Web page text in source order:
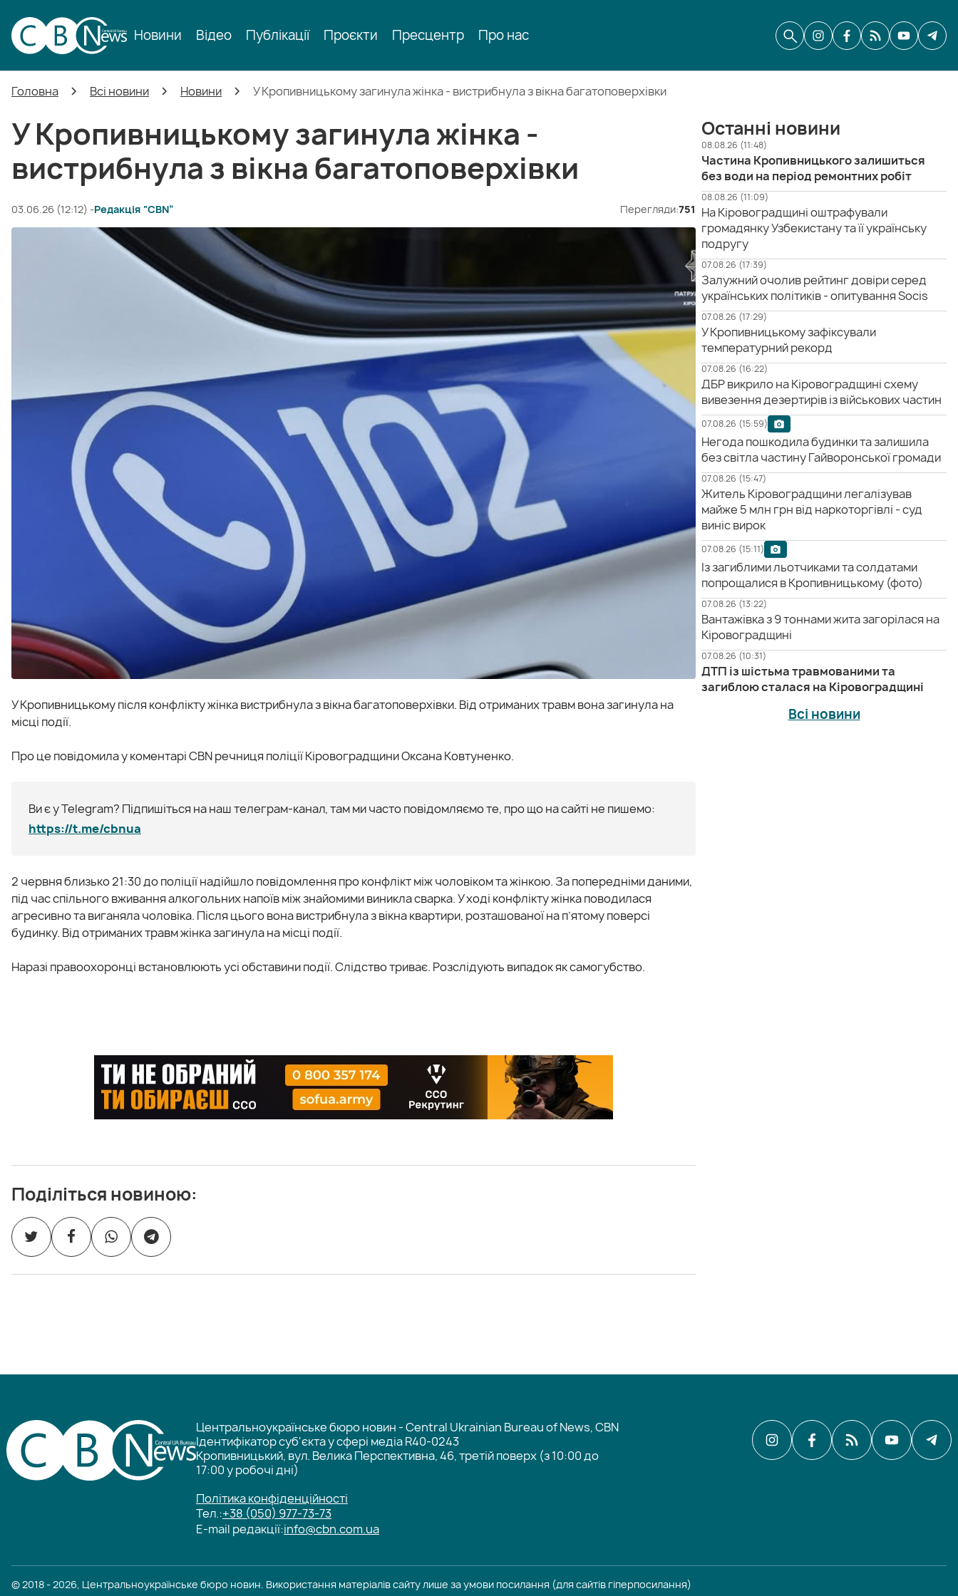
Новини Відео Публікації Проєкти Пресцентр Про нас
Головна Всі новини Новини У Кропивницькому загинула жінка - вистрибнула з вікна багатоповерхівки
У Кропивницькому загинула жінка -
вистрибнула з вікна багатоповерхівки
03.06.26 (12:12) -Редакція “CBN” Перегляди:751
У Кропивницькому після конфлікту жінка вистрибнула з вікна багатоповерхівки. Від отриманих травм вона загинула на
місці події.
Про це повідомила у коментарі CBN речниця поліції Кіровоградщини Оксана Ковтуненко.
Ви є у Telegram? Підпишіться на наш телеграм-канал, там ми часто повідомляємо те, про що на сайті не пишемо:
https://t.me/cbnua
2 червня близько 21:30 до поліції надійшло повідомлення про конфлікт між чоловіком та жінкою. За попередніми даними,
під час спільного вживання алкогольних напоїв між знайомими виникла сварка. У ході конфлікту жінка поводилася
агресивно та виганяла чоловіка. Після цього вона вистрибнула з вікна квартири, розташованої на п’ятому поверсі
будинку. Від отриманих травм жінка загинула на місці події.
Наразі правоохоронці встановлюють усі обставини події. Слідство триває. Розслідують випадок як самогубство.
Поділіться новиною:
Останні новини
08.08.26 (11:48)
Частина Кропивницького залишиться
без води на період ремонтних робіт
08.08.26 (11:09)
На Кіровоградщині оштрафували
громадянку Узбекистану та її українську
подругу
07.08.26 (17:39)
Залужний очолив рейтинг довіри серед
українських політиків - опитування Socis
07.08.26 (17:29)
У Кропивницькому зафіксували
температурний рекорд
07.08.26 (16:22)
ДБР викрило на Кіровоградщині схему
вивезення дезертирів із військових частин
07.08.26 (15:59)
Негода пошкодила будинки та залишила
без світла частину Гайворонської громади
07.08.26 (15:47)
Житель Кіровоградщини легалізував
майже 5 млн грн від наркоторгівлі - суд
виніс вирок
07.08.26 (15:11)
Із загиблими льотчиками та солдатами
попрощалися в Кропивницькому (фото)
07.08.26 (13:22)
Вантажівка з 9 тоннами жита загорілася на
Кіровоградщині
07.08.26 (10:31)
ДТП із шістьма травмованими та
загиблою сталася на Кіровоградщині
Всі новини
Центральноукраїнське бюро новин - Central Ukrainian Bureau of News, CBN
Ідентифікатор суб'єкта у сфері медіа R40-0243
Кропивницький, вул. Велика Перспективна, 46, третій поверх (з 10:00 до
17:00 у робочі дні)
Політика конфіденційності
Тел.:+38 (050) 977-73-73
E-mail редакції:info@cbn.com.ua
© 2018 - 2026, Центральноукраїнське бюро новин. Використання матеріалів сайту лише за умови посилання (для сайтів гіперпосилання)